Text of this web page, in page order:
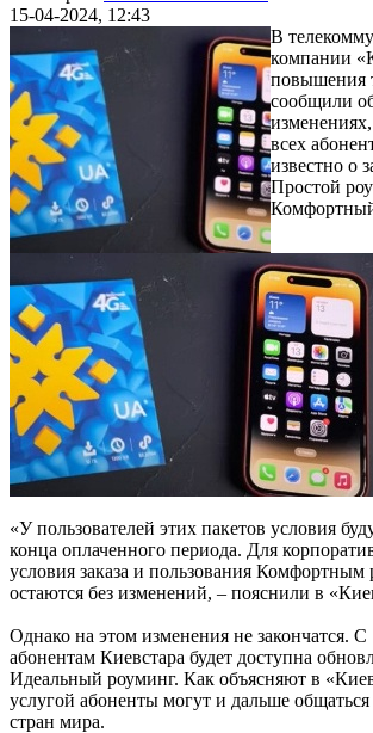
15-04-2024, 12:43
В
компании
повышения
сообщили
всех
известно о
Простой
«У пользователей этих пакетов условия
конца оплаченного периода. Для
условия заказа и пользования
остаются без изменений, – пояснили в
Однако на этом изменения не закончатся. С
абонентам Киевстара будет доступна
Идеальный роуминг. Как объясняют в
услугой абоненты могут и дальше
стран мира.